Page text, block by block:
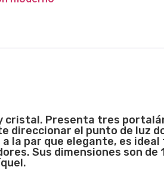
cristal. Presenta tres
direccionar el punto de luz
la par que elegante, es
Sus dimensiones son